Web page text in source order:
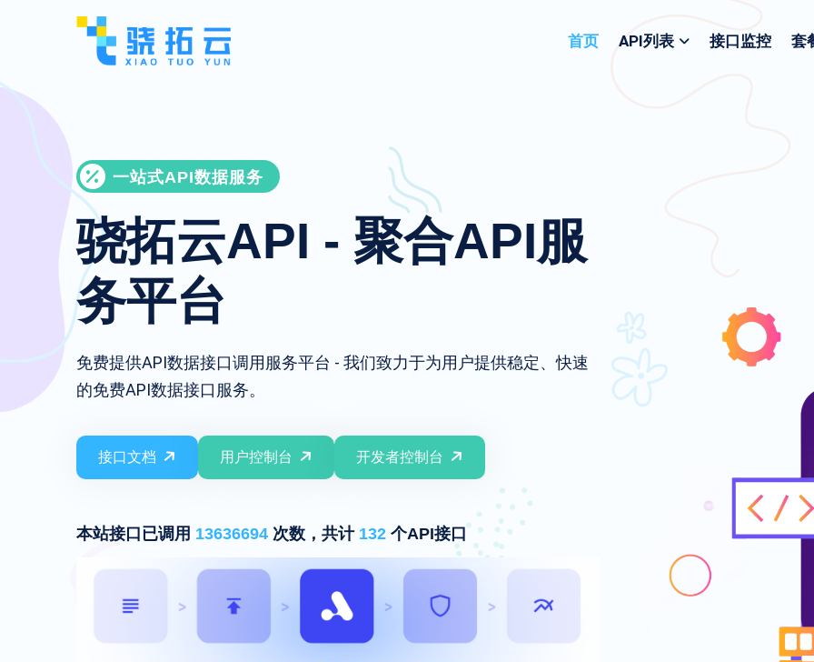
首页 API列表 接口监控 套
一站式API数据服务
骁拓云API - 聚合API服
务平台
免费提供API数据接口调用服务平台 - 我们致力于为用户提供稳定、快速
的免费API数据接口服务。
接口文档 用户控制台 开发者控制台
本站接口已调用 13636694 次数，共计 132 个API接口